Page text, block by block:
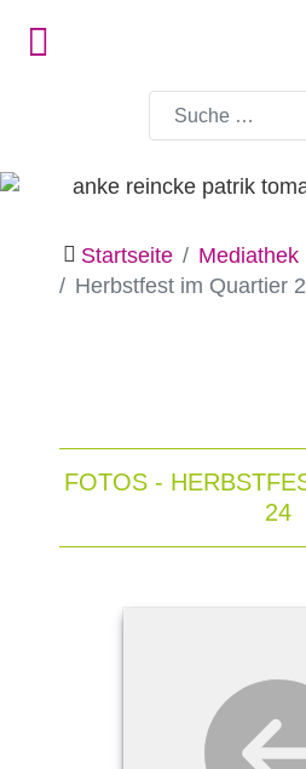
Suchen
Startseite Mediathek
Herbstfest im Quartier
FOTOS -
24